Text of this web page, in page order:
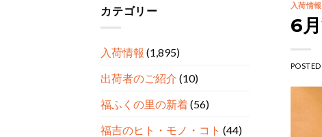
カテゴリー
入荷情報 (1,895)
出荷者のご紹介 (10)
福ふくの里の新着(56)
福吉のヒト・モノ・コト (44)
入荷情報
6